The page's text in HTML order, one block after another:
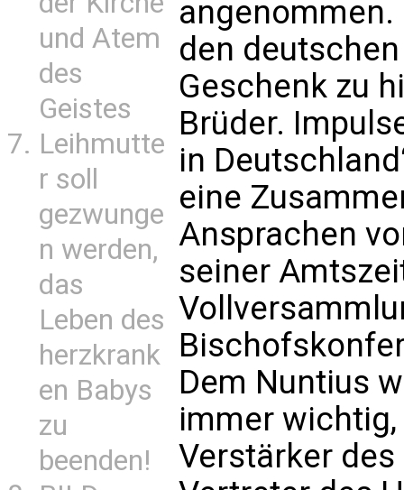
und Atem
des
Geistes
Leihmutte
r soll
gezwunge
n werden,
das
Leben des
herzkrank
en Babys
zu
beenden!
den
Geschenk zu
Brüder.
in
eine
Ansprachen
seiner
Dem Nuntius
immer
Verstärker